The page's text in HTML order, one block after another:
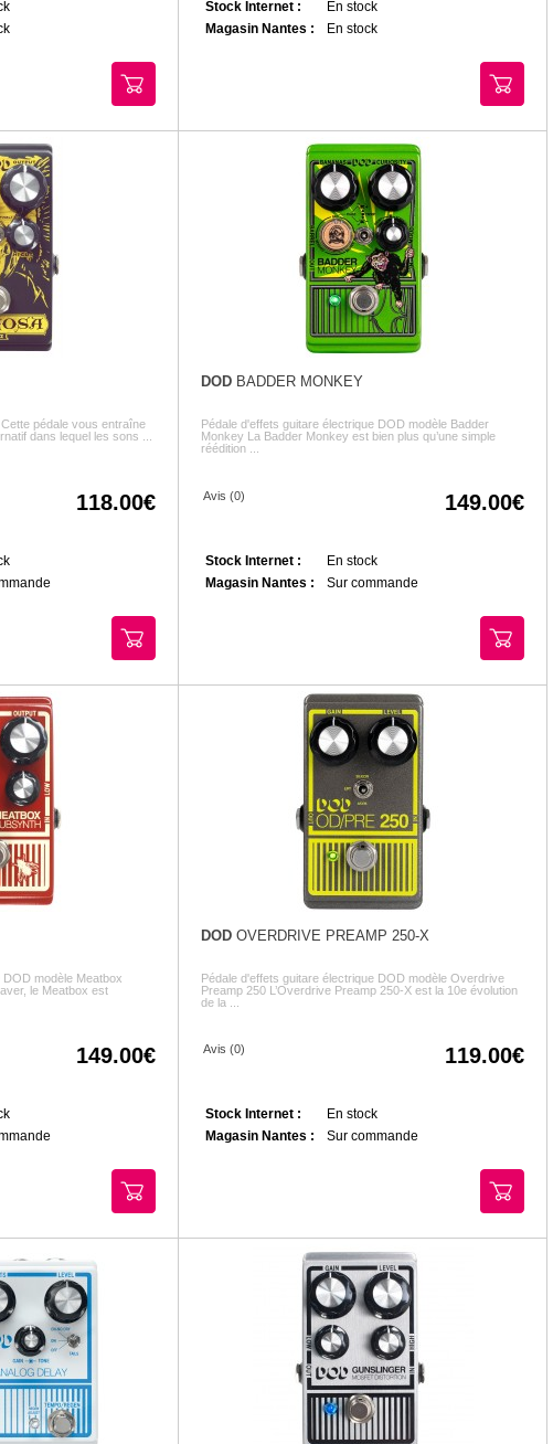
Stock Internet :
En stock
Magasin Nantes :
En stock
pédale vous entraîne
dans lequel les sons ...
118.00
DOD BADDER MONKEY
Pédale d'effets guitare électrique DOD modèle Badder
Monkey La Badder Monkey est bien plus qu’une simple
réédition ...
Avis (0) 149.00
Stock Internet :
En stock
Magasin Nantes :
Sur commande
modèle Meatbox
le Meatbox est
149.00
DOD OVERDRIVE PREAMP 250-X
Pédale d'effets guitare électrique DOD modèle Overdrive
Preamp 250 L’Overdrive Preamp 250-X est la 10e évolution
de la ...
Avis (0) 119.00
Stock Internet :
En stock
Magasin Nantes :
Sur commande